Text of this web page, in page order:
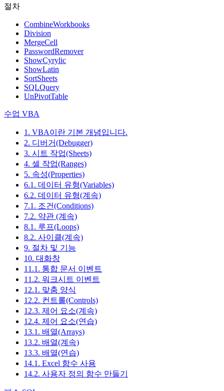
절차
CombineWorkbooks
Division
MergeCell
PasswordRemover
ShowCyrylic
ShowLatin
SortSheets
SQLQuery
UnPivotTable
수업 VBA
1. VBA이란 기본 개념입니다.
2. 디버거(Debugger)
3. 시트 작업(Sheets)
4. 셀 작업(Ranges)
5. 속성(Properties)
6.1. 데이터 유형(Variables)
6.2. 데이터 유형(계속)
7.1. 조건(Conditions)
7.2. 약관 (계속)
8.1. 루프(Loops)
8.2. 사이클(계속)
9. 절차 및 기능
10. 대화창
11.1. 통합 문서 이벤트
11.2. 워크시트 이벤트
12.1. 맞춤 양식
12.2. 컨트롤(Controls)
12.3. 제어 요소(계속)
12.4. 제어 요소(연습)
13.1. 배열(Arrays)
13.2. 배열(계속)
13.3. 배열(연습)
14.1. Excel 함수 사용
14.2. 사용자 정의 함수 만들기